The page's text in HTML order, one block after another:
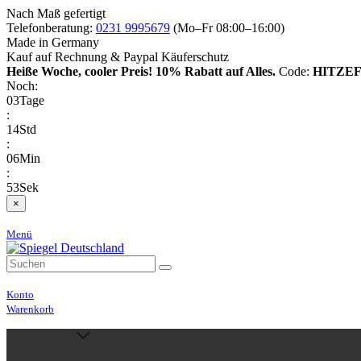
Nach Maß gefertigt
Telefonberatung: 0231 9995679 (Mo–Fr 08:00–16:00)
Made in Germany
Kauf auf Rechnung & Paypal Käuferschutz
Heiße Woche, cooler Preis! 10% Rabatt auf Alles. Code:
Noch:
03Tage
:
14Std
:
06Min
:
52Sek
×
Menü
Konto
Warenkorb